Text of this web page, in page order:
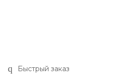
Быстрый заказ